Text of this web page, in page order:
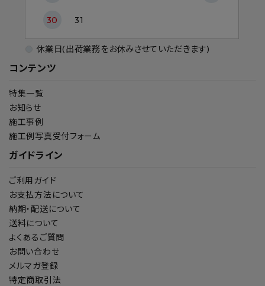
コンテンツ
特集一覧
お知らせ
施工事例
施工例写真受付フォーム
ガイドライン
ご利用ガイド
お支払方法について
納期・配送について
送料について
よくあるご質問
お問い合わせ
メルマガ登録
特定商取引法
30 31
休業日(出荷業務をお休みさせていただきます)